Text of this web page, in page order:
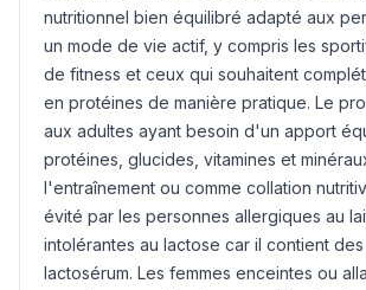
nutritionnel bien équilibré adapté aux
un mode de vie actif, y compris les
de fitness et ceux qui souhaitent
en protéines de manière pratique. Le
aux adultes ayant besoin d'un apport
protéines, glucides, vitamines et
l'entraînement ou comme collation
évité par les personnes allergiques au
intolérantes au lactose car il contient
lactosérum. Les femmes enceintes ou